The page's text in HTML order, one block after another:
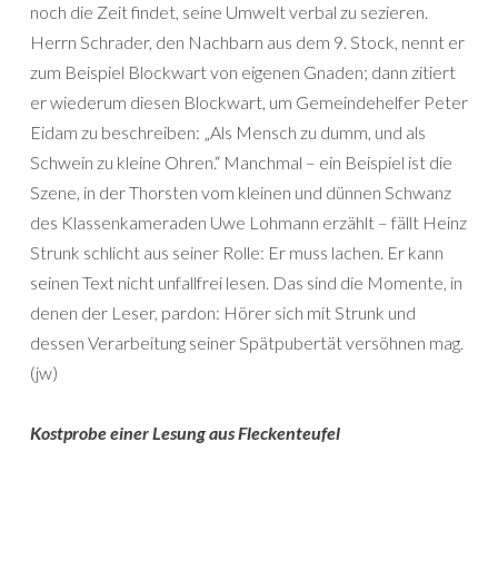
noch die Zeit findet, seine Umwelt verbal zu sezieren.
Herrn Schrader, den Nachbarn aus dem 9. Stock, nennt er
zum Beispiel Blockwart von eigenen Gnaden; dann zitiert
er wiederum diesen Blockwart, um Gemeindehelfer Peter
Eidam zu beschreiben: „Als Mensch zu dumm, und als
Schwein zu kleine Ohren.“ Manchmal – ein Beispiel ist die
Szene, in der Thorsten vom kleinen und dünnen Schwanz
des Klassenkameraden Uwe Lohmann erzählt – fällt Heinz
Strunk schlicht aus seiner Rolle: Er muss lachen. Er kann
seinen Text nicht unfallfrei lesen. Das sind die Momente, in
denen der Leser, pardon: Hörer sich mit Strunk und
dessen Verarbeitung seiner Spätpubertät versöhnen mag.
(jw)
Kostprobe einer Lesung aus Fleckenteufel